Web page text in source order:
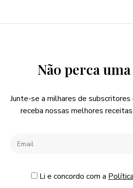
Não perca
Junte-se a milhares de subscritores
receba nossas melhores
Li e concordo com a